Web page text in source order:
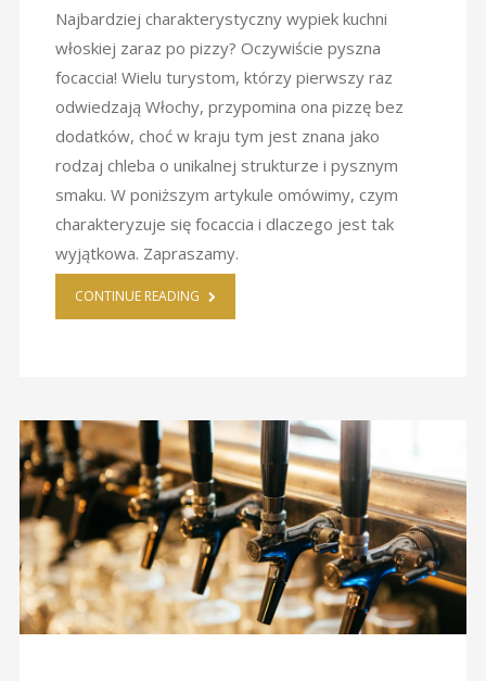
Najbardziej charakterystyczny wypiek kuchni
włoskiej zaraz po pizzy? Oczywiście pyszna
focaccia! Wielu turystom, którzy pierwszy raz
odwiedzają Włochy, przypomina ona pizzę bez
dodatków, choć w kraju tym jest znana jako
rodzaj chleba o unikalnej strukturze i pysznym
smaku. W poniższym artykule omówimy, czym
charakteryzuje się focaccia i dlaczego jest tak
wyjątkowa. Zapraszamy.
CONTINUE READING